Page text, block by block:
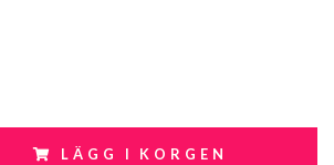
LÄGG I KORGEN